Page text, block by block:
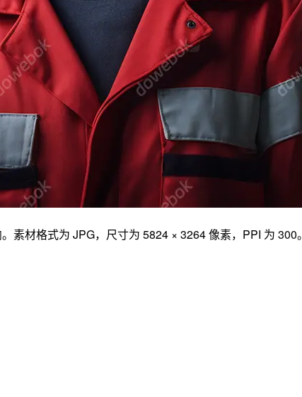
材格式为 JPG，尺寸为 5824 × 3264 像素，PPI 为 300。